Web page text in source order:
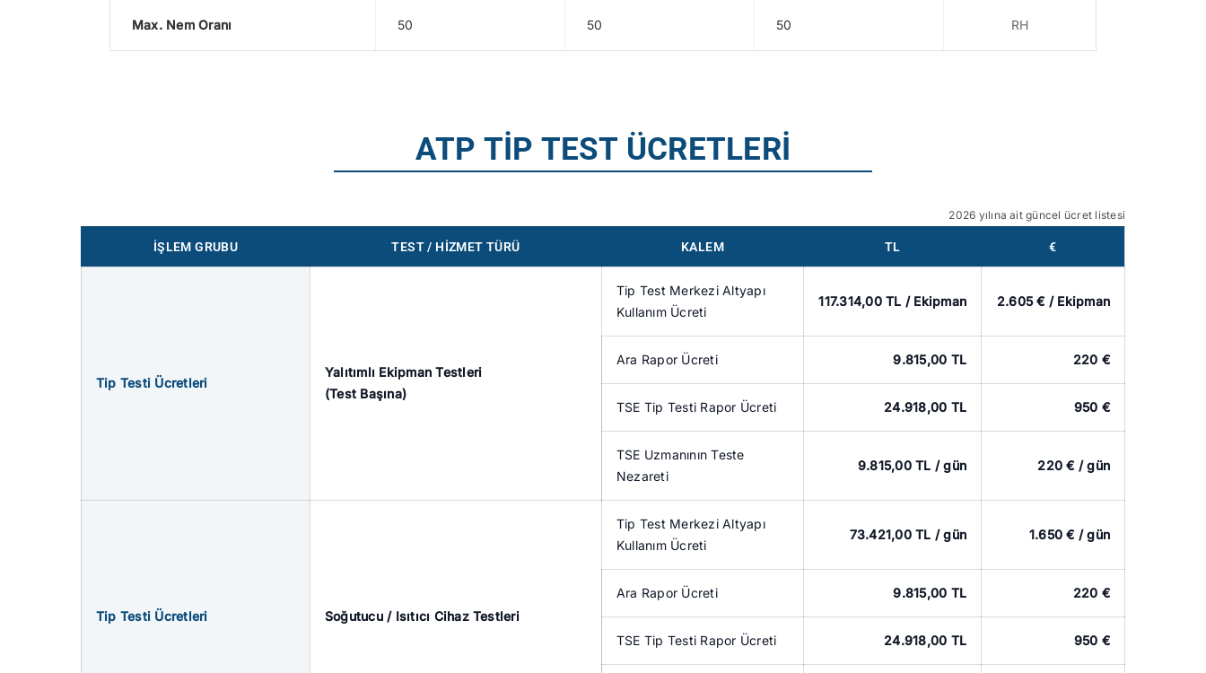
Max. Nem Oranı 50 50 50 RH
ATP TİP TEST ÜCRETLERİ
2026 yılına ait güncel ücret listesi
İŞLEM GRUBU TEST / HIZMET TÜRÜ KALEM TL €
Tip Testi Ücretleri
Yalıtımlı Ekipman Testleri
(Test Başına)
Tip Test Merkezi Altyapı
Kullanım Ücreti
117.314,00 TL / Ekipman 2.605 € / Ekipman
Ara Rapor Ücreti 9.815,00 TL 220 €
TSE Tip Testi Rapor Ücreti 24.918,00 TL 950 €
TSE Uzmanının Teste
Nezareti
9.815,00 TL / gün 220 € / gün
Tip Testi Ücretleri Soğutucu / Isıtıcı Cihaz Testleri
Tip Test Merkezi Altyapı
Kullanım Ücreti
73.421,00 TL / gün 1.650 € / gün
Ara Rapor Ücreti 9.815,00 TL 220 €
TSE Tip Testi Rapor Ücreti 24.918,00 TL 950 €